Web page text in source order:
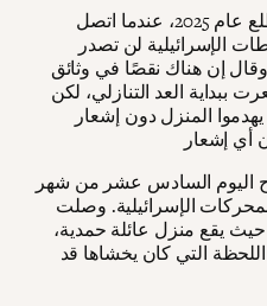
بدأ السلام ينجلي تدريجيًا في مطلع عام 2025، عندما اتصل
الإسرائيلية لن تصدر
إن هناك نقصًا في وثائق
ببداية العد التنازلي، لكن
المنزل دون إشعار
اليوم السادس عشر من شهر
ضجيج المحركات الإسرائيلية. وصلت
يقع منزل عائلة حمدية،
التي كان يخشاها قد